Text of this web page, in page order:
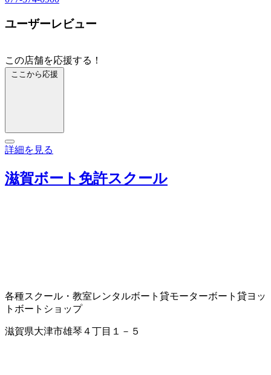
ユーザーレビュー
この店舗を応援する！
ここから応援
詳細を見る
滋賀ボート免許スクール
各種スクール・教室レンタルボート 貸モーターボート 貸ヨッ
ト ボートショップ
滋賀県大津市雄琴４丁目１－５